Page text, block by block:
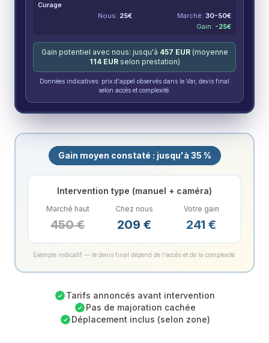
Curage
Nous: 25€ Marché: 30-50€
Gain: -25€
Gain potentiel avec nous: jusqu'à 457 EUR(moyenne
114EURselon prestation)
Données indicatives: prix d'appel observés dans le Var, devis final
selon accès et complexité.
Gain moyen constaté : jusqu'à 35 %
Intervention type (manuel + caméra)
Marché haut
450€
Chez nous
209 €
Votre gain
241 €
Exemple indicatif — le devis final dépend de l'accès et de la complexité.
Tarifs annoncés avant intervention
Pas de majoration cachée
Déplacement inclus (selon zone)